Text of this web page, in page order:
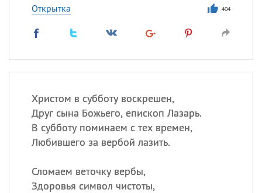
Открытка 404
Христом в субботу воскрешен,
Друг сына Божьего, епископ Лазарь.
В субботу поминаем с тех времен,
Любившего за вербой лазить.
Сломаем веточку вербы,
Здоровья символ чистоты,